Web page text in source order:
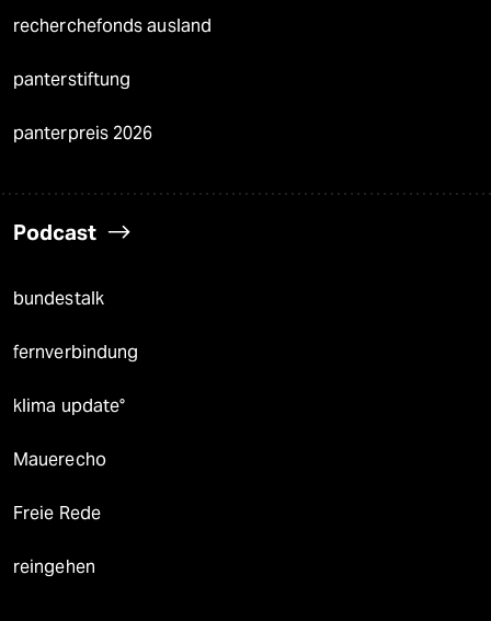
recherchefonds ausland
panterstiftung
panterpreis 2026
Podcast
bundestalk
fernverbindung
klima update°
Mauerecho
Freie Rede
reingehen